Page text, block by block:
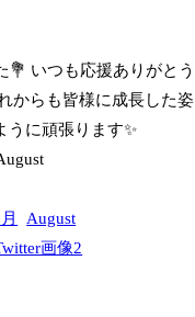
💐 いつも応援ありがとう
からも皆様に成長した姿
うに頑張ります✨
August